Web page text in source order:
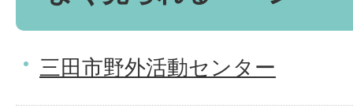
三田市野外活動センター